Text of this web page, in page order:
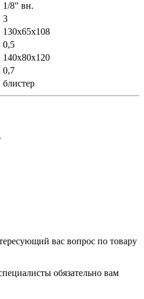
1/8" вн.
3
130х65х108
0,5
140х80х120
0,7
блистер
вас вопрос по товару
обязательно вам